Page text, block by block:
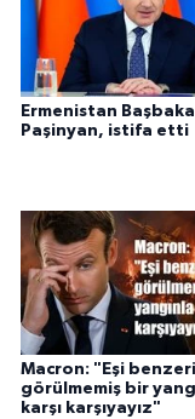
Ermenistan
Paşinyan, istifa etti
Macron: "Eşi benzeri
görülmemiş bir
karşı karşıyayız"